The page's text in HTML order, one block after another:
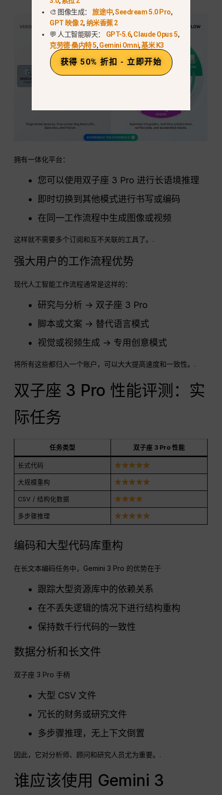
拥有一体化平台：
您可以使用双子座 3 Pro 进行长语境推理
即时切换到其他模式进行书写或编码
在同一工作流程中生成图像或视频
这样就不需要多个订阅和互不关联的工具了。.
强大用户的工作流程优势
现代人工智能工作流程通常是这样的：
研究与分析 → 双子座 3 Pro
脚本或文案 → 替代语言模式
视觉或视频生成 → 专用创意模式
将所有这些都归入一个账户，可以大大提高速度和一致性。.
双子座 3 Pro 性能评测：实
际任务
任务类型 双子座 3 Pro 性能
长式代码
大规模重构
CSV / 结构化数据
多步骤推理
编码和大型代码库重构
在长文本编码任务中，Gemini 3 Pro 的优势在于
跟踪大型资源库中的依赖关系
在不丢失逻辑的情况下进行结构重构
保持数千行代码的一致性
数据分析和长文件
双子座 3 Pro 手柄
大型 CSV 文件
冗长的财务或研究文件
多步骤推理，无上下文倒置
因此，它对分析师、顾问和研究人员尤为重要。.
谁应该使用 Gemini 3
🎨 图像生成：旅途中,Seedream 5.0 Pro,
GPT 映像 2,纳米香蕉 2
💬 人工智能聊天： GPT-5.6,Claude Opus 5,
克劳德·桑内特 5,Gemini Omni,基米 K3
获得 50% 折扣 - 立即开始